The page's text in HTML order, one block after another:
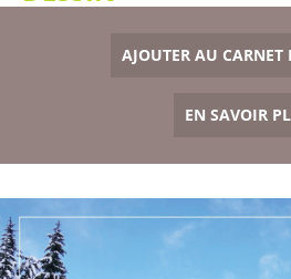
AJOUTER AU CARNET
EN SAVOIR